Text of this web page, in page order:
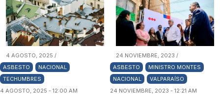
4 AGOSTO, 2025 /
ASBESTO
NACIONAL
TECHUMBRES
4 AGOSTO, 2025 - 12:00 AM
24 NOVIEMBRE, 2023 /
ASBESTO
MINISTRO MONTES
NACIONAL
VALPARAÍSO
24 NOVIEMBRE, 2023 - 12:21 AM